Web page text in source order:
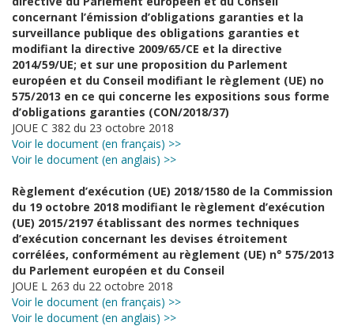
concernant l’émission d’obligations garanties et la
surveillance publique des obligations garanties et
modifiant la directive 2009/65/CE et la directive
2014/59/UE; et sur une proposition du Parlement
européen et du Conseil modifiant le règlement (UE) no
575/2013 en ce qui concerne les expositions sous forme
d’obligations garanties (CON/2018/37)
JOUE C 382 du 23 octobre 2018
Voir le document (en français) >>
Voir le document (en anglais) >>
Règlement d’exécution (UE) 2018/1580 de la Commission
du 19 octobre 2018 modifiant le règlement d’exécution
(UE) 2015/2197 établissant des normes techniques
d’exécution concernant les devises étroitement
corrélées, conformément au règlement (UE) n° 575/2013
du Parlement européen et du Conseil
JOUE L 263 du 22 octobre 2018
Voir le document (en français) >>
Voir le document (en anglais) >>